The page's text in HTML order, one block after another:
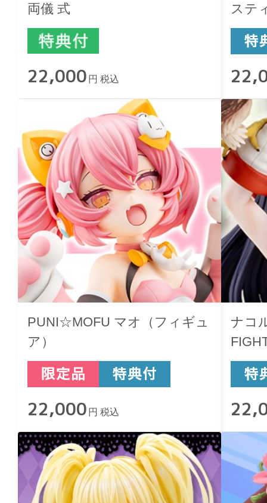
両儀 式
22,000 円 税込
ステ
PUNI☆MOFU マオ（フィギュ
ア）
22,000 円 税込
ナコ